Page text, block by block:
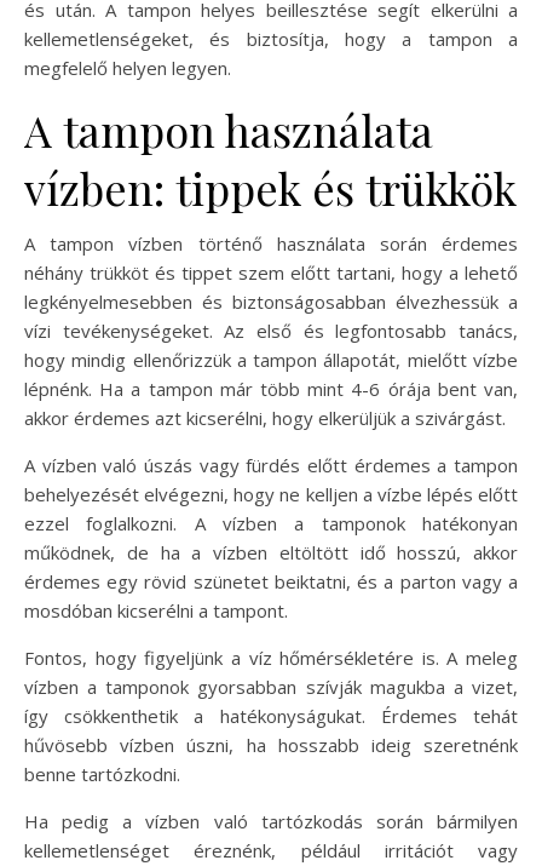
és után. A tampon helyes beillesztése segít elkerülni a
kellemetlenségeket, és biztosítja, hogy a tampon a
megfelelő helyen legyen.
A tampon használata
vízben: tippek és trükkök
A tampon vízben történő használata során érdemes
néhány trükköt és tippet szem előtt tartani, hogy a lehető
legkényelmesebben és biztonságosabban élvezhessük a
vízi tevékenységeket. Az első és legfontosabb tanács,
hogy mindig ellenőrizzük a tampon állapotát, mielőtt vízbe
lépnénk. Ha a tampon már több mint 4-6 órája bent van,
akkor érdemes azt kicserélni, hogy elkerüljük a szivárgást.
A vízben való úszás vagy fürdés előtt érdemes a tampon
behelyezését elvégezni, hogy ne kelljen a vízbe lépés előtt
ezzel foglalkozni. A vízben a tamponok hatékonyan
működnek, de ha a vízben eltöltött idő hosszú, akkor
érdemes egy rövid szünetet beiktatni, és a parton vagy a
mosdóban kicserélni a tampont.
Fontos, hogy figyeljünk a víz hőmérsékletére is. A meleg
vízben a tamponok gyorsabban szívják magukba a vizet,
így csökkenthetik a hatékonyságukat. Érdemes tehát
hűvösebb vízben úszni, ha hosszabb ideig szeretnénk
benne tartózkodni.
Ha pedig a vízben való tartózkodás során bármilyen
kellemetlenséget éreznénk, például irritációt vagy